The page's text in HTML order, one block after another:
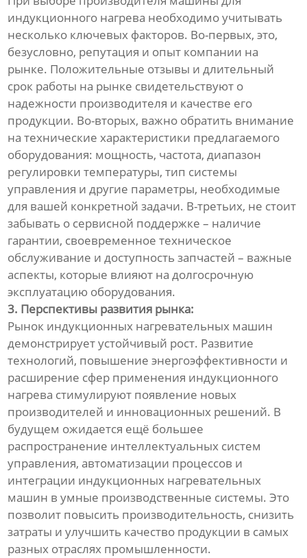
индукционного нагрева необходимо учитывать
несколько ключевых факторов. Во-первых, это,
безусловно, репутация и опыт компании на
рынке. Положительные отзывы и длительный
срок работы на рынке свидетельствуют о
надежности производителя и качестве его
продукции. Во-вторых, важно обратить внимание
на технические характеристики предлагаемого
оборудования: мощность, частота, диапазон
регулировки температуры, тип системы
управления и другие параметры, необходимые
для вашей конкретной задачи. В-третьих, не стоит
забывать о сервисной поддержке – наличие
гарантии, своевременное техническое
обслуживание и доступность запчастей – важные
аспекты, которые влияют на долгосрочную
эксплуатацию оборудования.
3. Перспективы развития рынка:
Рынок индукционных нагревательных машин
демонстрирует устойчивый рост. Развитие
технологий, повышение энергоэффективности и
расширение сфер применения индукционного
нагрева стимулируют появление новых
производителей и инновационных решений. В
будущем ожидается ещё большее
распространение интеллектуальных систем
управления, автоматизации процессов и
интеграции индукционных нагревательных
машин в умные производственные системы. Это
позволит повысить производительность, снизить
затраты и улучшить качество продукции в самых
разных отраслях промышленности.